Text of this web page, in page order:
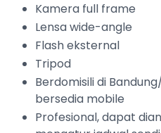
Kamera full frame
Lensa wide-angle
Flash eksternal
Tripod
Berdomisili di
bersedia mobile
Profesional, dapat